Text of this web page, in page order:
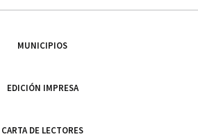
MUNICIPIOS
EDICIÓN IMPRESA
CARTA DE LECTORES